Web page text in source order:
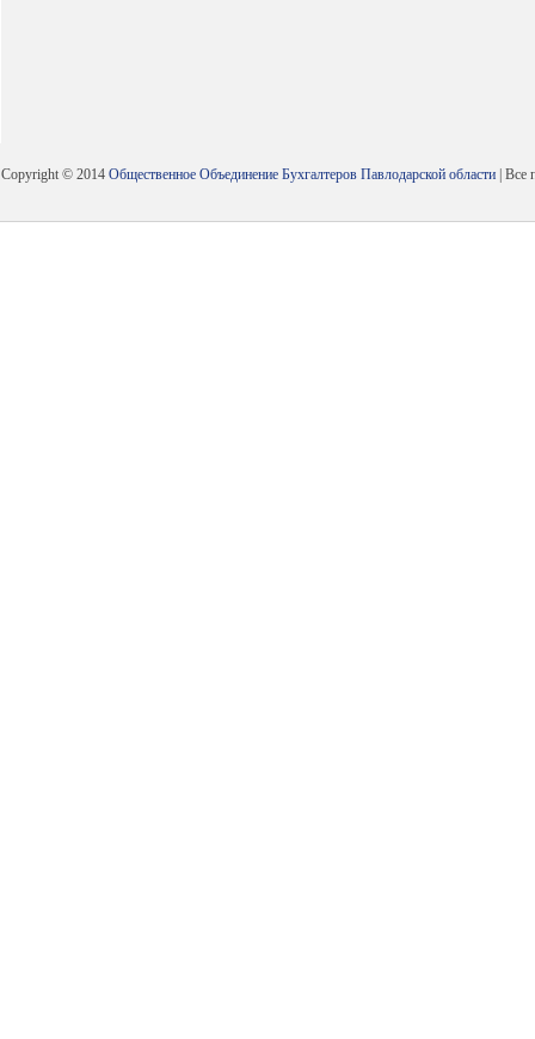
Copyright © 2014 Общественное Объединение Бухгалтеров Павлодарской области | Все